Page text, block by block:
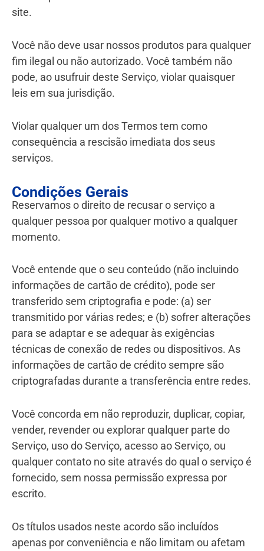
site.
Você não deve usar nossos produtos para qualquer
fim ilegal ou não autorizado. Você também não
pode, ao usufruir deste Serviço, violar quaisquer
leis em sua jurisdição.
Violar qualquer um dos Termos tem como
consequência a rescisão imediata dos seus
serviços.
Condições Gerais
Reservamos o direito de recusar o serviço a
qualquer pessoa por qualquer motivo a qualquer
momento.
Você entende que o seu conteúdo (não incluindo
informações de cartão de crédito), pode ser
transferido sem criptografia e pode: (a) ser
transmitido por várias redes; e (b) sofrer alterações
para se adaptar e se adequar às exigências
técnicas de conexão de redes ou dispositivos. As
informações de cartão de crédito sempre são
criptografadas durante a transferência entre redes.
Você concorda em não reproduzir, duplicar, copiar,
vender, revender ou explorar qualquer parte do
Serviço, uso do Serviço, acesso ao Serviço, ou
qualquer contato no site através do qual o serviço é
fornecido, sem nossa permissão expressa por
escrito.
Os títulos usados neste acordo são incluídos
apenas por conveniência e não limitam ou afetam